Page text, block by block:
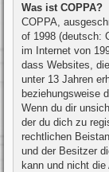
Was ist COPPA?
COPPA,
of 1998 (deutsch:
im Internet von
dass Websites,
unter 13 Jahren
beziehungsweise
Wenn du dir
der du dich zu
rechtlichen
und der Besitzer
kann und nicht